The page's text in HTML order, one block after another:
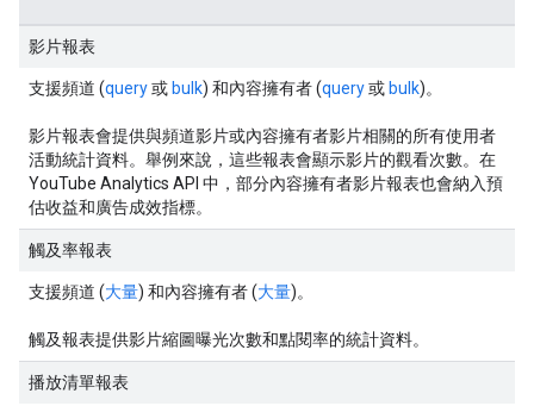
影片報表
支援頻道 (query或 bulk) 和內容擁有者 (query或 bulk)。
影片報表會提供與頻道影片或內容擁有者影片相關的所有使用者
活動統計資料。舉例來說，這些報表會顯示影片的觀看次數。在
YouTube Analytics API 中，部分內容擁有者影片報表也會納入預
估收益和廣告成效指標。
觸及率報表
支援頻道 (大量) 和內容擁有者 (大量)。
觸及報表提供影片縮圖曝光次數和點閱率的統計資料。
播放清單報表